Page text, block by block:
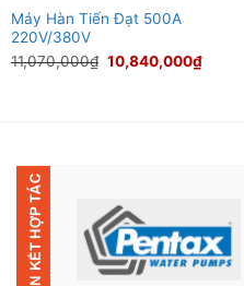
Máy Hàn Tiến Đạt 500A
220V/380V
11,070,000₫ Giá
gốc
10,840,000₫Giá